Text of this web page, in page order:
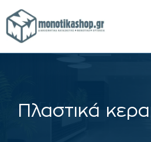
Μετάβαση
σε
περιεχόμενο
Πλαστικά